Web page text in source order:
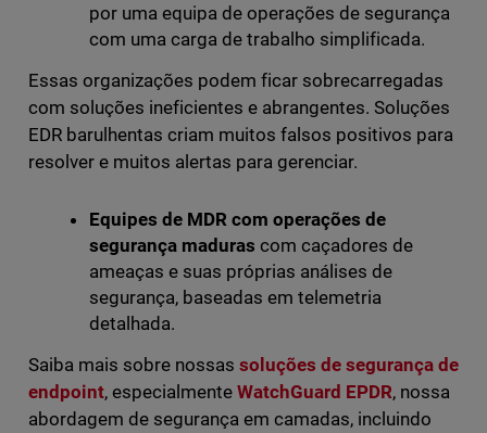
por uma equipa de operações de segurança
com uma carga de trabalho simplificada.
Essas organizações podem ficar sobrecarregadas
com soluções ineficientes e abrangentes. Soluções
EDR barulhentas criam muitos falsos positivos para
resolver e muitos alertas para gerenciar.
Equipes de MDR com operações de
segurança maduras com caçadores de
ameaças e suas próprias análises de
segurança, baseadas em telemetria
detalhada.
Saiba mais sobre nossas soluções de segurança de
endpoint, especialmente WatchGuard EPDR, nossa
abordagem de segurança em camadas, incluindo